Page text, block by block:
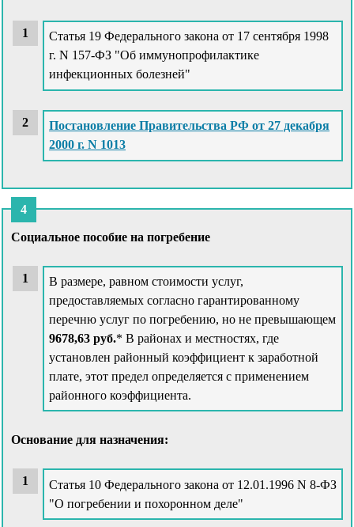
Статья 19 Федерального закона от 17 сентября 1998
г. N 157-ФЗ "Об иммунопрофилактике
инфекционных болезней"
Постановление Правительства РФ от 27 декабря
2000 г. N 1013
Социальное пособие на погребение
В размере, равном стоимости услуг,
предоставляемых согласно гарантированному
перечню услуг по погребению, но не превышающем
9678,63 руб.* В районах и местностях, где
установлен районный коэффициент к заработной
плате, этот предел определяется с применением
районного коэффициента.
Основание для назначения:
Статья 10 Федерального закона от 12.01.1996 N 8-ФЗ
"О погребении и похоронном деле"